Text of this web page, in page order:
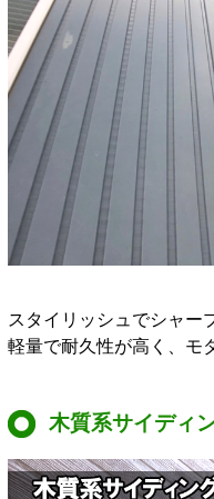
スタイリッシュでシャー
軽量で耐久性が高く、モ
木質系サイディ